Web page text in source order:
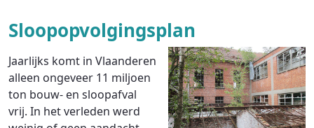
Sloopopvolgingsplan
Jaarlijks komt in Vlaanderen
alleen ongeveer 11 miljoen
ton bouw- en sloopafval
vrij. In het verleden werd